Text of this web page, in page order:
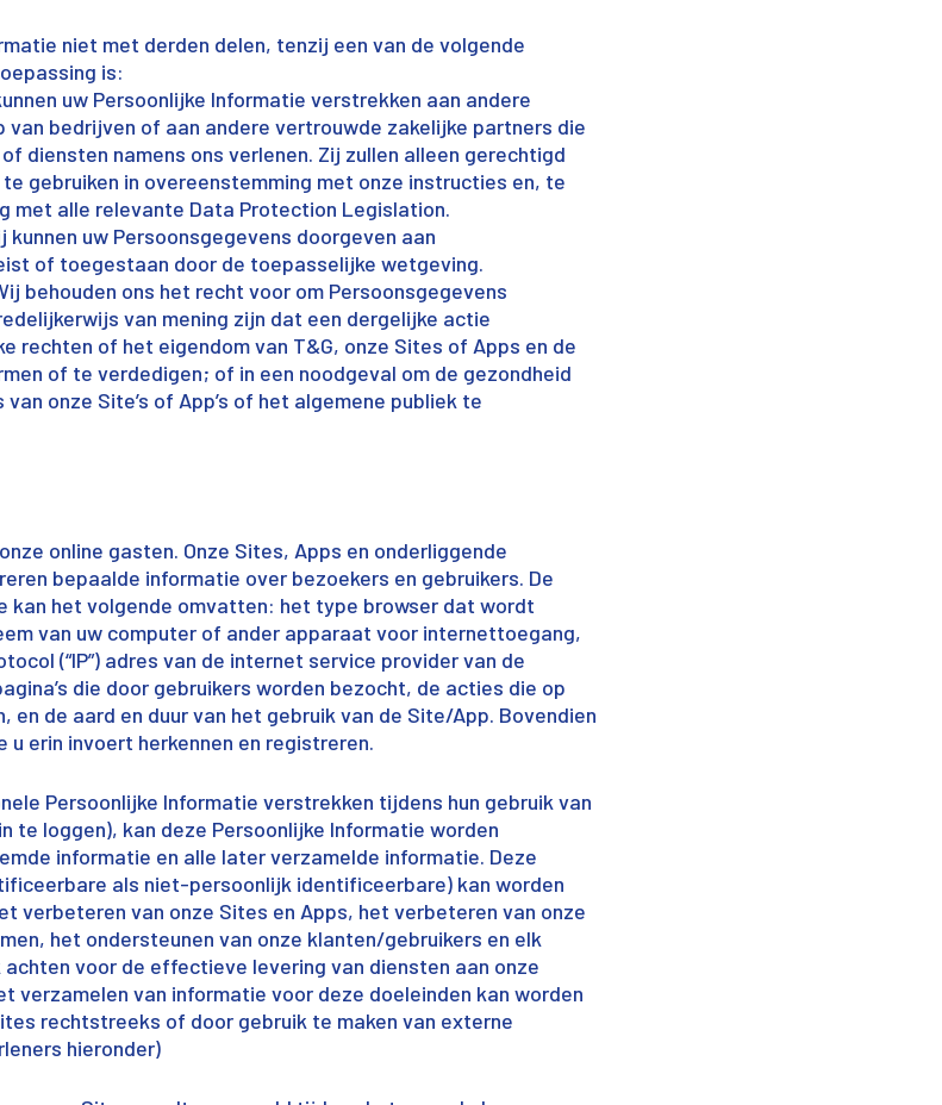
niet met derden delen, tenzij een van de volgende
is:
uw Persoonlijke Informatie verstrekken aan andere
van bedrijven of aan andere vertrouwde zakelijke partners die
diensten namens ons verlenen. Zij zullen alleen gerechtigd
gebruiken in overeenstemming met onze instructies en, te
met alle relevante Data Protection Legislation.
uw Persoonsgegevens doorgeven aan
of toegestaan door de toepasselijke wetgeving.
behouden ons het recht voor om Persoonsgegevens
van mening zijn dat een dergelijke actie
rechten of het eigendom van T&G, onze Sites of Apps en de
of te verdedigen; of in een noodgeval om de gezondheid
onze Site’s of App’s of het algemene publiek te
online gasten. Onze Sites, Apps en onderliggende
bepaalde informatie over bezoekers en gebruikers. De
kan het volgende omvatten: het type browser dat wordt
van uw computer of ander apparaat voor internettoegang,
(“IP”) adres van de internet service provider van de
die door gebruikers worden bezocht, de acties die op
en de aard en duur van het gebruik van de Site/App. Bovendien
u erin invoert herkennen en registreren.
Persoonlijke Informatie verstrekken tijdens hun gebruik van
te loggen), kan deze Persoonlijke Informatie worden
informatie en alle later verzamelde informatie. Deze
als niet-persoonlijk identificeerbare) kan worden
verbeteren van onze Sites en Apps, het verbeteren van onze
het ondersteunen van onze klanten/gebruikers en elk
voor de effectieve levering van diensten aan onze
verzamelen van informatie voor deze doeleinden kan worden
rechtstreeks of door gebruik te maken van externe
hieronder)